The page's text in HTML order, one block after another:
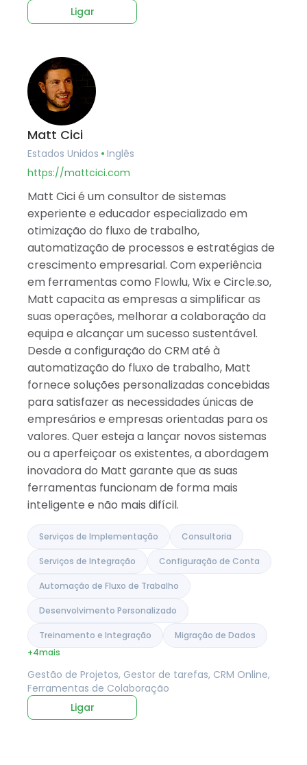
Ligar
Matt Cici
Estados Unidos
Inglês
https://mattcici.com
Matt Cici é um consultor de sistemas
experiente e educador especializado em
otimização do fluxo de trabalho,
automatização de processos e estratégias de
crescimento empresarial. Com experiência
em ferramentas como Flowlu, Wix e Circle.so,
Matt capacita as empresas a simplificar as
suas operações, melhorar a colaboração da
equipa e alcançar um sucesso sustentável.
Desde a configuração do CRM até à
automatização do fluxo de trabalho, Matt
fornece soluções personalizadas concebidas
para satisfazer as necessidades únicas de
empresários e empresas orientadas para os
valores. Quer esteja a lançar novos sistemas
ou a aperfeiçoar os existentes, a abordagem
inovadora do Matt garante que as suas
ferramentas funcionam de forma mais
inteligente e não mais difícil.
Serviços de Implementação Consultoria
Serviços de Integração Configuração de Conta
Automação de Fluxo de Trabalho
Desenvolvimento Personalizado
Treinamento e Integração
Migração de Dados
+4mais
Gestão de Projetos, Gestor de tarefas, CRM Online,
Ferramentas de Colaboração
Ligar